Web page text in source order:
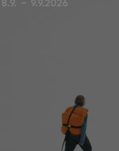
8.9. - 9.9.2026